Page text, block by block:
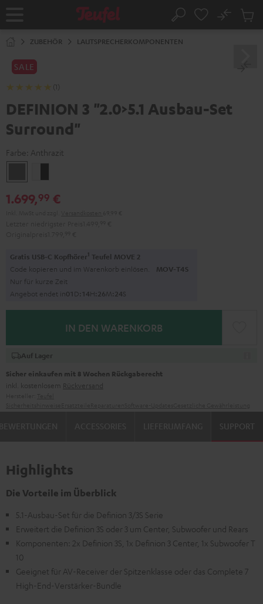
Startseite Suche
No
ZUBEHÖR LAUTSPRECHERKOMPONENTEN
SALE
(1)
DEFINION 3 "2.0>5.1 Ausbau-Set
Surround"
Farbe: Anthrazit
Schwarz
1.699,99 €
Gratis USB-C Kopfhörer1 Teufel MOVE 2
Code kopieren und im Warenkorb einlösen. MOV-T4S
Nur für kurze Zeit
Angebot endet in01D:14H: 26M: 23S
IN DEN WARENKORB
Auf Lager
Sicher einkaufen mit 8 Wochen Rückgaberecht
inkl. kostenlosem Rückversand
SUPPORT
Highlights
Die Vorteile im Überblick
5.1-Ausbau-Set für die Definion 3/3S Serie
Erweitert die Definion 3S oder 3 um Center, Subwoofer und Rears
Komponenten: 2x Definion 3S, 1x Definion 3 Center, 1x Subwoofer T
10
Geeignet für AV-Receiver der Spitzenklasse oder das Complete 7
High-End-Verstärker-Bundle